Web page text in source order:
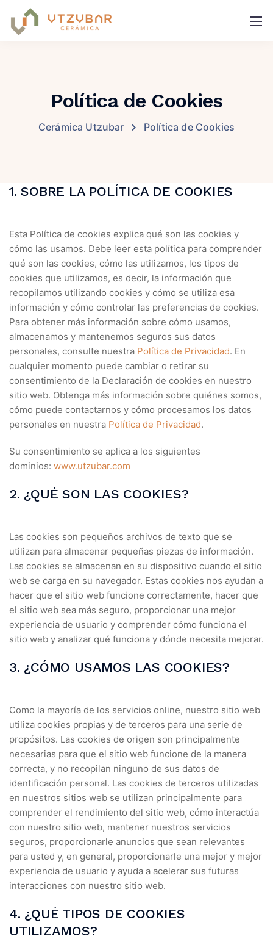
Política de Cookies
Cerámica Utzubar Política de Cookies
1. SOBRE LA POLÍTICA DE COOKIES
Esta Política de cookies explica qué son las cookies y
cómo las usamos. Debe leer esta política para comprender
qué son las cookies, cómo las utilizamos, los tipos de
cookies que utilizamos, es decir, la información que
recopilamos utilizando cookies y cómo se utiliza esa
información y cómo controlar las preferencias de cookies.
Para obtener más información sobre cómo usamos,
almacenamos y mantenemos seguros sus datos
personales, consulte nuestra Política de Privacidad. En
cualquier momento puede cambiar o retirar su
consentimiento de la Declaración de cookies en nuestro
sitio web. Obtenga más información sobre quiénes somos,
cómo puede contactarnos y cómo procesamos los datos
personales en nuestra Política de Privacidad.
Su consentimiento se aplica a los siguientes
dominios: www.utzubar.com
2. ¿QUÉ SON LAS COOKIES?
Las cookies son pequeños archivos de texto que se
utilizan para almacenar pequeñas piezas de información.
Las cookies se almacenan en su dispositivo cuando el sitio
web se carga en su navegador. Estas cookies nos ayudan a
hacer que el sitio web funcione correctamente, hacer que
el sitio web sea más seguro, proporcionar una mejor
experiencia de usuario y comprender cómo funciona el
sitio web y analizar qué funciona y dónde necesita mejorar.
3. ¿CÓMO USAMOS LAS COOKIES?
Como la mayoría de los servicios online, nuestro sitio web
utiliza cookies propias y de terceros para una serie de
propósitos. Las cookies de origen son principalmente
necesarias para que el sitio web funcione de la manera
correcta, y no recopilan ninguno de sus datos de
identificación personal. Las cookies de terceros utilizadas
en nuestros sitios web se utilizan principalmente para
comprender el rendimiento del sitio web, cómo interactúa
con nuestro sitio web, mantener nuestros servicios
seguros, proporcionarle anuncios que sean relevantes
para usted y, en general, proporcionarle una mejor y mejor
experiencia de usuario y ayuda a acelerar sus futuras
interacciones con nuestro sitio web.
4. ¿QUÉ TIPOS DE COOKIES
UTILIZAMOS?